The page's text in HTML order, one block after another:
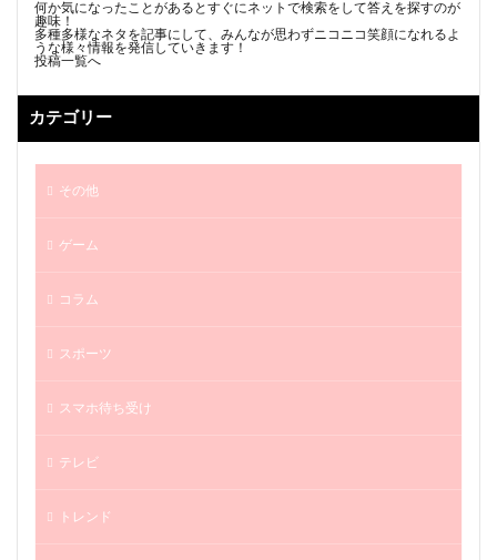
何か気になったことがあるとすぐにネットで検索をして答えを探すのが
趣味！
多種多様なネタを記事にして、みんなが思わずニコニコ笑顔になれるよ
うな様々情報を発信していきます！
投稿一覧へ
カテゴリー
その他
ゲーム
コラム
スポーツ
スマホ待ち受け
テレビ
トレンド